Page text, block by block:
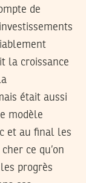
de
la croissance
était aussi
modèle
et au final les
ce qu’on
progrès